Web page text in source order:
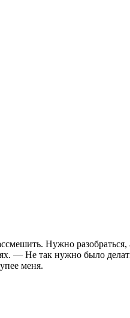
Нужно
— Не так нужно было
меня.